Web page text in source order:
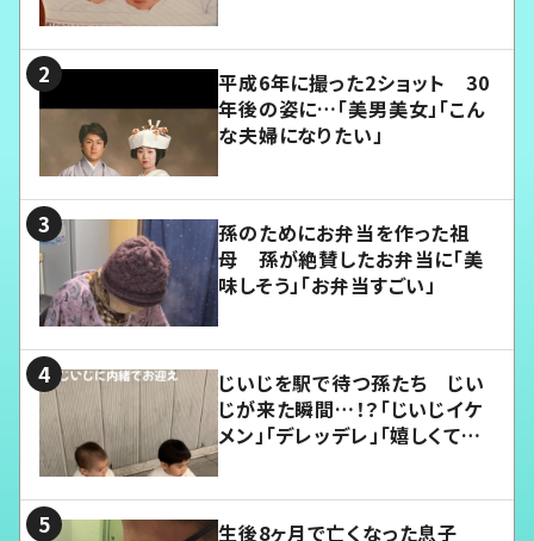
平成6年に撮った2ショット 30
年後の姿に…「美男美女」「こん
な夫婦になりたい」
孫のためにお弁当を作った祖
母 孫が絶賛したお弁当に「美
味しそう」「お弁当すごい」
じいじを駅で待つ孫たち じい
じが来た瞬間…！？「じいじイケ
メン」「デレッデレ」「嬉しくて可
生後8ヶ月で亡くなった息子